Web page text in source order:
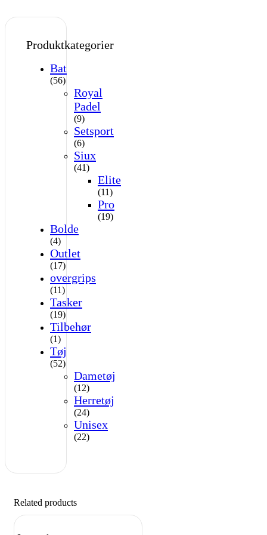
Produktkategorier
Bat
(56)
Royal
Padel
(9)
Setsport
(6)
Siux
(41)
Elite
(11)
Pro
(19)
Bolde
(4)
Outlet
(17)
overgrips
(11)
Tasker
(19)
Tilbehør
(1)
Tøj
(52)
Dametøj
(12)
Herretøj
(24)
Unisex
(22)
Related products